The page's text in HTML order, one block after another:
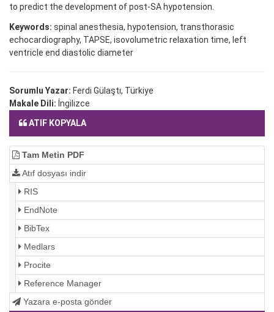
to predict the development of post-SA hypotension.
Keywords: spinal anesthesia, hypotension, transthorasic
echocardiography, TAPSE, isovolumetric relaxation time, left
ventricle end diastolic diameter
Sorumlu Yazar: Ferdi Gülaştı, Türkiye
Makale Dili: İngilizce
ATIF KOPYALA
Tam Metin PDF
Atıf dosyası indir
RIS
EndNote
BibTex
Medlars
Procite
Reference Manager
Yazara e-posta gönder